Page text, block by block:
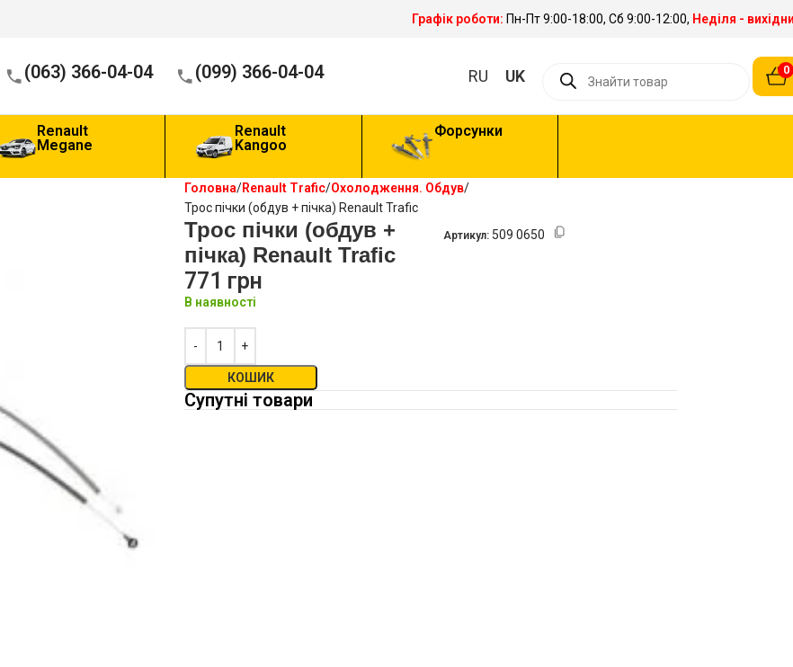
Графік роботи: Пн-Пт 9:00-18:00, Сб 9:00-12:00, Неділя -
(063) 366-04-04 (099) 366-04-04 RU UK 0
Renault
Megane
Renault
Kangoo
Форсунки
Головна Renault Trafic Охолодження. Обдув
Трос пічки (обдув + пічка) Renault Trafic
Трос пічки (обдув +
пічка) Renault Trafic
Артикул: 509 0650
771 грн
В наявності
КОШИК
Супутні товари